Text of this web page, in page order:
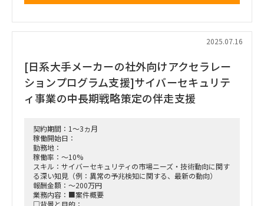
イトを想定、応相談）
2025.07.16
[日系大手メーカーの社外向けアクセラレー
ションプログラム支援]サイバーセキュリテ
ィ事業の中長期戦略策定の伴走支援
契約期間：1～3ヵ月
稼働開始日：
勤務地：
稼働率：～10%
スキル：サイバーセキュリティの市場ニーズ・技術動向に関す
る深い知見（例：異常の予兆検知に関する、最新の動向）
報酬金額：～200万円
業務内容：■案件概要
□背景と目的：